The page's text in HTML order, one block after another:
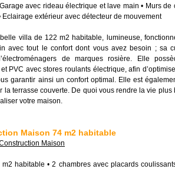
avec rideau électrique et lave main • Murs
Eclairage extérieur avec détecteur de mouvement
villa de 122 m2 habitable, lumineuse,
avec tout le confort dont vous avez besoin ; sa
de marques rosière. Elle
PVC avec stores roulants électrique, afin
garantir ainsi un confort optimal. Elle est
la terrasse couverte. De quoi vous rendre la vie
votre maison.
Maison 74 m2 habitable
Maison
m2 habitable • 2 chambres avec placards